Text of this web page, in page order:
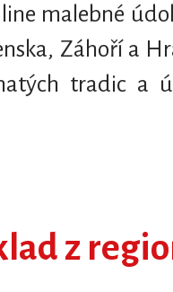
malebné
Záhoří a
tradic a
z